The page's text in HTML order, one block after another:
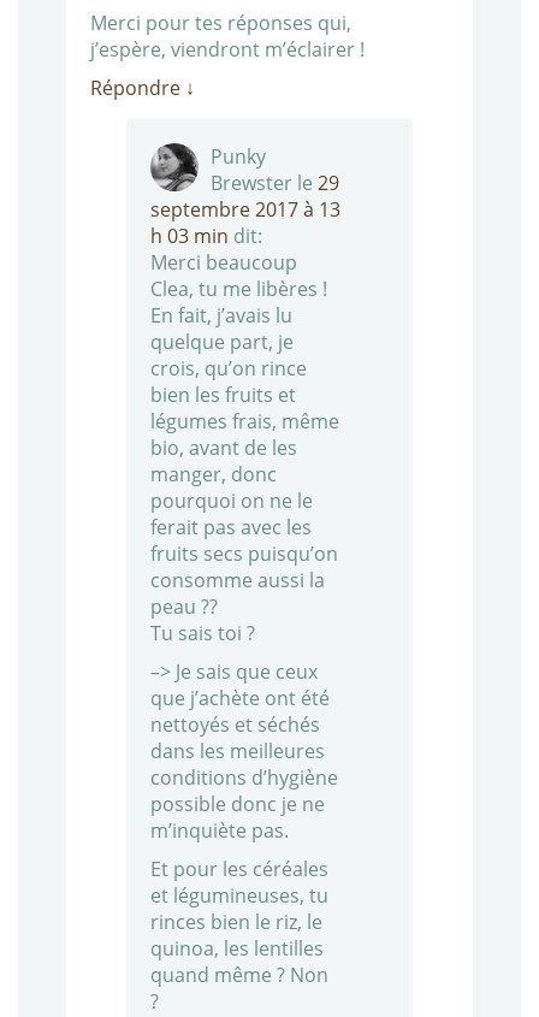
Merci pour tes réponses qui,
j’espère, viendront m’éclairer !
Répondre ↓
Punky
Brewster le 29
septembre 2017 à 13
h 03 min dit:
Merci beaucoup
Clea, tu me libères !
En fait, j’avais lu
quelque part, je
crois, qu’on rince
bien les fruits et
légumes frais, même
bio, avant de les
manger, donc
pourquoi on ne le
ferait pas avec les
fruits secs puisqu’on
consomme aussi la
peau ??
Tu sais toi ?
–> Je sais que ceux
que j’achète ont été
nettoyés et séchés
dans les meilleures
conditions d’hygiène
possible donc je ne
m’inquiète pas.
Et pour les céréales
et légumineuses, tu
rinces bien le riz, le
quinoa, les lentilles
quand même ? Non
?